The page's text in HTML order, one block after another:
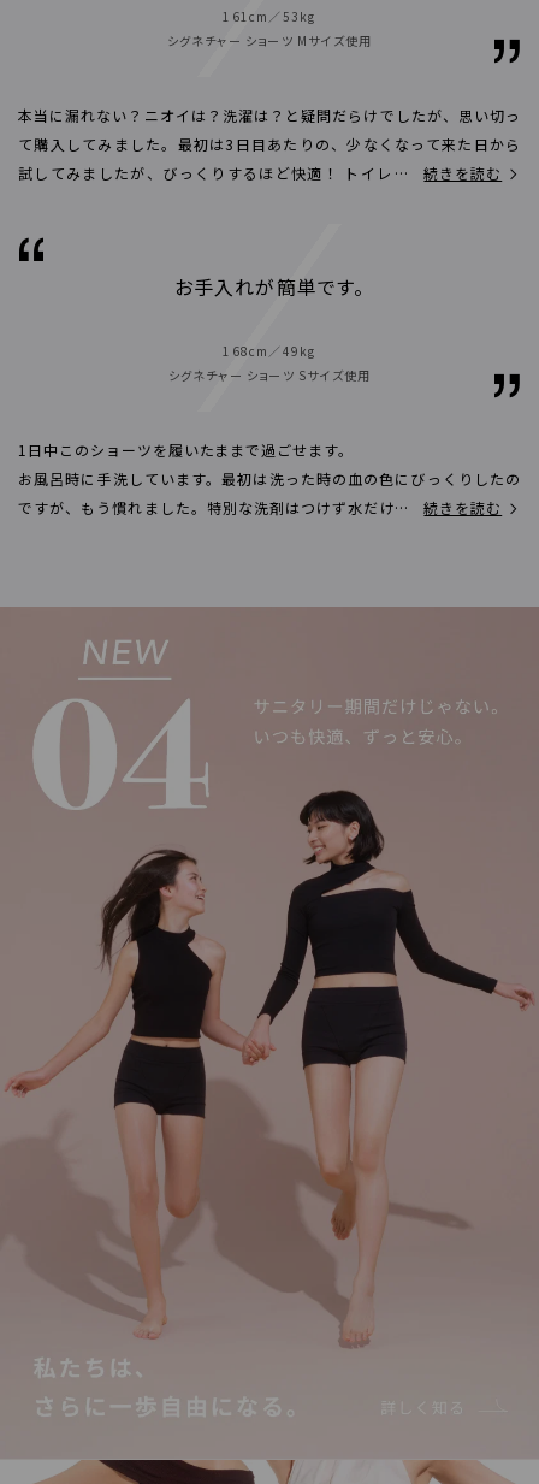
161cm／53kg
シグネチャー ショーツ Mサイズ使用
本当に漏れない？ニオイは？洗濯は？と疑問だらけでしたが、思い切っ
て購入してみました。最初は3日目あたりの、少なくなって来た日から
試してみましたが、びっくりするほど快適！ トイレの度に面倒な交換
続きを読む
お手入れが簡単です。
168cm／49kg
シグネチャー ショーツ Sサイズ使用
1日中このショーツを履いたままで過ごせます。
お風呂時に手洗しています。最初は洗った時の血の色にびっくりしたの
ですが、もう慣れました。特別な洗剤はつけず水だけでキレイになるの
続きを読む